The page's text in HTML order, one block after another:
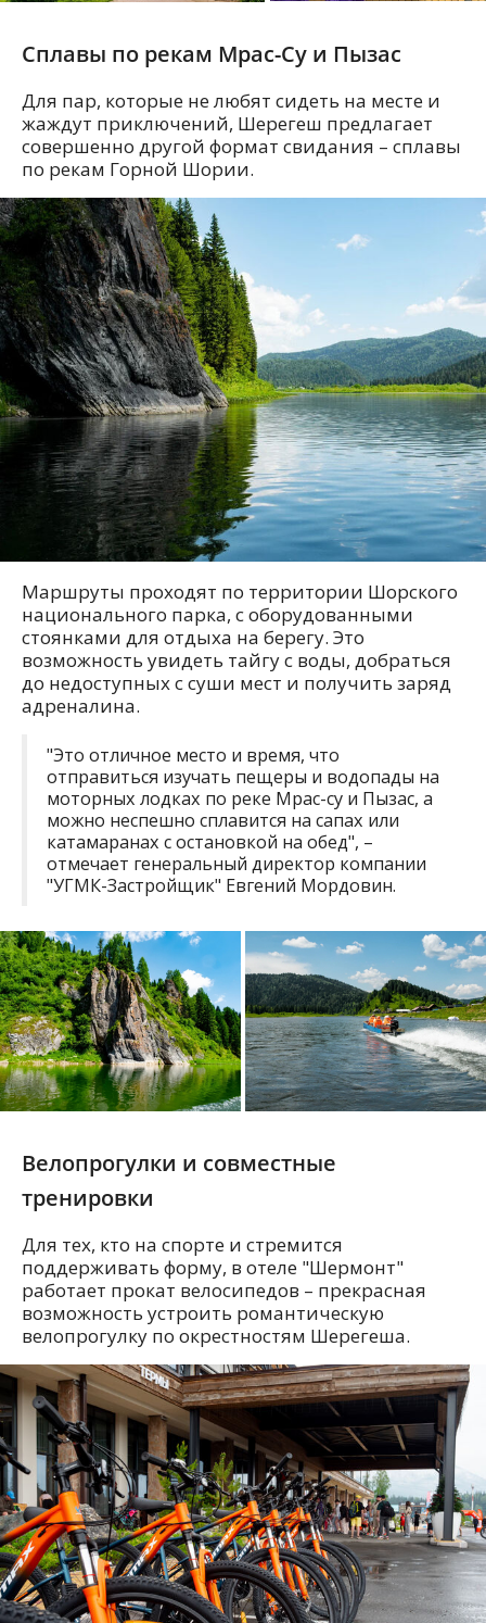
Сплавы по рекам Мрас-Су и Пызас
Для пар, которые не любят сидеть на месте и
жаждут приключений, Шерегеш предлагает
совершенно другой формат свидания – сплавы
по рекам Горной Шории.
Маршруты проходят по территории Шорского
национального парка, с оборудованными
стоянками для отдыха на берегу. Это
возможность увидеть тайгу с воды, добраться
до недоступных с суши мест и получить заряд
адреналина.
"Это отличное место и время, что
отправиться изучать пещеры и водопады на
моторных лодках по реке Мрас-су и Пызас, а
можно неспешно сплавится на сапах или
катамаранах с остановкой на обед", –
отмечает генеральный директор компании
"УГМК-Застройщик" Евгений Мордовин.
Велопрогулки и совместные
тренировки
Для тех, кто на спорте и стремится
поддерживать форму, в отеле "Шермонт"
работает прокат велосипедов – прекрасная
возможность устроить романтическую
велопрогулку по окрестностям Шерегеша.